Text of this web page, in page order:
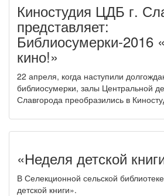
Киностудия ЦДБ г.
представляет:
Библиосумерки-2016
кино!»
22 апреля, когда наступили
библиосумерки, залы Центральной
Славгорода преобразились в
«Неделя детской
В Селекционной сельской
детской книги».